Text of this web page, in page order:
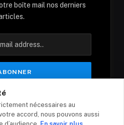
boîte mail nos derniers
acceptez nos conditions
de confidentialité.
nécessaires au
accord, nous pouvons aussi